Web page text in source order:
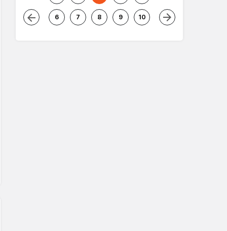
6 7 8 9 10